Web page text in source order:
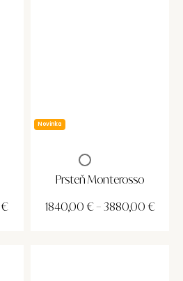
€
Novinka
Prsteň Monterosso
1840,00 € – 3880,00 €